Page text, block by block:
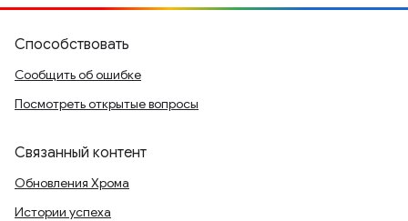
Способствовать
Сообщить об ошибке
Посмотреть открытые вопросы
Связанный контент
Обновления Хрома
Истории успеха